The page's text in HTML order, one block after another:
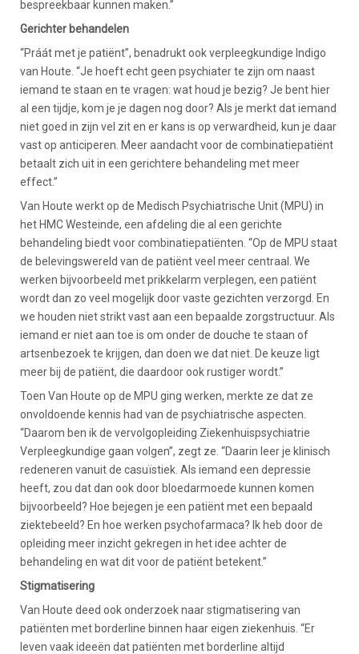
bespreekbaar kunnen maken.”
Gerichter behandelen
“Práát met je patiënt”, benadrukt ook verpleegkundige Indigo
van Houte. “Je hoeft echt geen psychiater te zijn om naast
iemand te staan en te vragen: wat houd je bezig? Je bent hier
al een tijdje, kom je je dagen nog door? Als je merkt dat iemand
niet goed in zijn vel zit en er kans is op verwardheid, kun je daar
vast op anticiperen. Meer aandacht voor de combinatiepatiënt
betaalt zich uit in een gerichtere behandeling met meer
effect.”
Van Houte werkt op de Medisch Psychiatrische Unit (MPU) in
het HMC Westeinde, een afdeling die al een gerichte
behandeling biedt voor combinatiepatiënten. “Op de MPU staat
de belevingswereld van de patiënt veel meer centraal. We
werken bijvoorbeeld met prikkelarm verplegen, een patiënt
wordt dan zo veel mogelijk door vaste gezichten verzorgd. En
we houden niet strikt vast aan een bepaalde zorgstructuur. Als
iemand er niet aan toe is om onder de douche te staan of
artsenbezoek te krijgen, dan doen we dat niet. De keuze ligt
meer bij de patiënt, die daardoor ook rustiger wordt.”
Toen Van Houte op de MPU ging werken, merkte ze dat ze
onvoldoende kennis had van de psychiatrische aspecten.
“Daarom ben ik de vervolgopleiding Ziekenhuispsychiatrie
Verpleegkundige gaan volgen”, zegt ze. “Daarin leer je klinisch
redeneren vanuit de casuïstiek. Als iemand een depressie
heeft, zou dat dan ook door bloedarmoede kunnen komen
bijvoorbeeld? Hoe bejegen je een patiënt met een bepaald
ziektebeeld? En hoe werken psychofarmaca? Ik heb door de
opleiding meer inzicht gekregen in het idee achter de
behandeling en wat dit voor de patiënt betekent.”
Stigmatisering
Van Houte deed ook onderzoek naar stigmatisering van
patiënten met borderline binnen haar eigen ziekenhuis. “Er
leven vaak ideeën dat patiënten met borderline altijd